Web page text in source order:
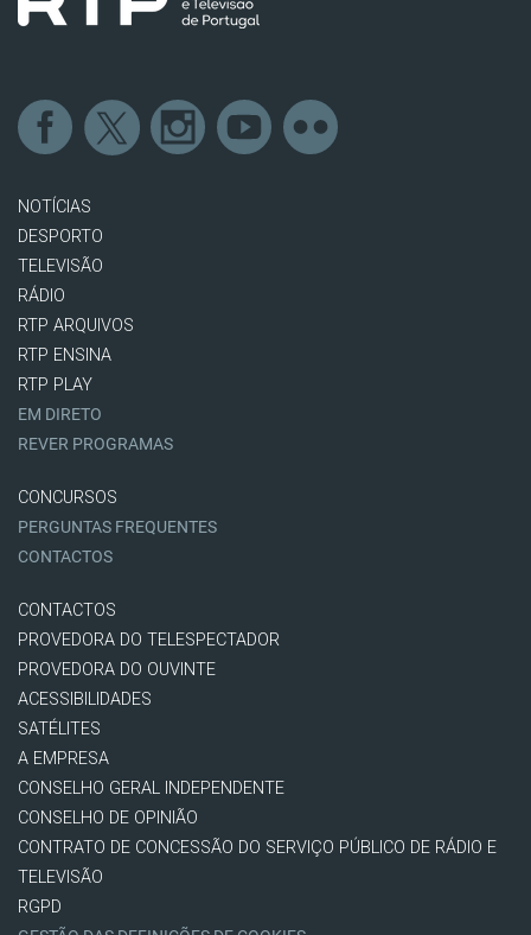
NOTÍCIAS
DESPORTO
TELEVISÃO
RÁDIO
RTP ARQUIVOS
RTP ENSINA
RTP PLAY
EM DIRETO
REVER PROGRAMAS
CONCURSOS
PERGUNTAS FREQUENTES
CONTACTOS
CONTACTOS
PROVEDORA DO TELESPECTADOR
PROVEDORA DO OUVINTE
ACESSIBILIDADES
SATÉLITES
A EMPRESA
CONSELHO GERAL INDEPENDENTE
CONSELHO DE OPINIÃO
CONTRATO DE CONCESSÃO DO SERVIÇO PÚBLICO DE RÁDIO E
TELEVISÃO
RGPD